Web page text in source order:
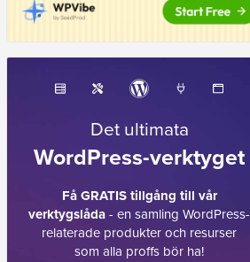
Det ultimata
WordPress-verktyget
Få GRATIS tillgång till vår
verktygslåda- en samling WordPress-
relaterade produkter och resurser
som alla proffs bör ha!